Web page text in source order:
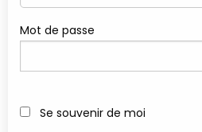
Mot de passe
Se souvenir de moi